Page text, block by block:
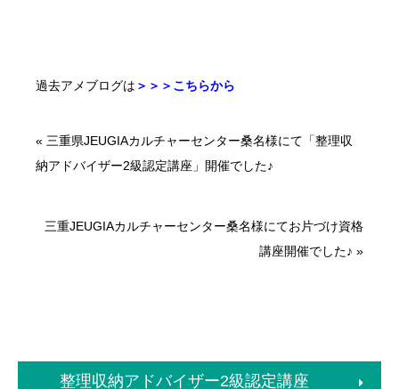
過去アメブログは ＞＞＞こちらから
« 三重県JEUGIAカルチャーセンター桑名様にて「整理収
納アドバイザー2級認定講座」開催でした♪
三重JEUGIAカルチャーセンター桑名様にてお片づけ資格
講座開催でした♪ »
整理収納アドバイザー2級認定講座